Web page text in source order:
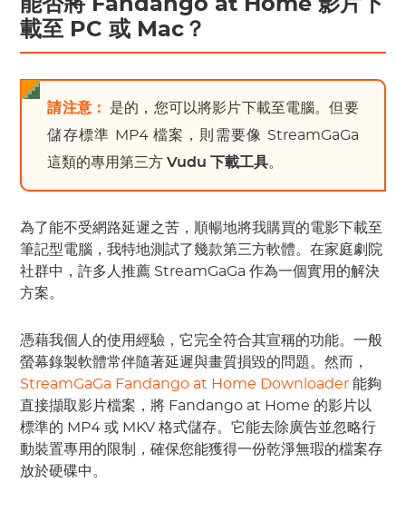
能否將 Fandango at Home 影片下
載至 PC 或 Mac？
請注意：
是的，您可以將影片下載至電腦。但要
儲存標準 MP4 檔案，則需要像 StreamGaGa
這類的專用第三方Vudu 下載工具。
為了能不受網路延遲之苦，順暢地將我購買的電影下載至
筆記型電腦，我特地測試了幾款第三方軟體。在家庭劇院
社群中，許多人推薦 StreamGaGa 作為一個實用的解決
方案。
憑藉我個人的使用經驗，它完全符合其宣稱的功能。一般
螢幕錄製軟體常伴隨著延遲與畫質損毀的問題。然而，
StreamGaGa Fandango at Home Downloader 能夠
直接擷取影片檔案，將 Fandango at Home 的影片以
標準的 MP4 或 MKV 格式儲存。它能去除廣告並忽略行
動裝置專用的限制，確保您能獲得一份乾淨無瑕的檔案存
放於硬碟中。